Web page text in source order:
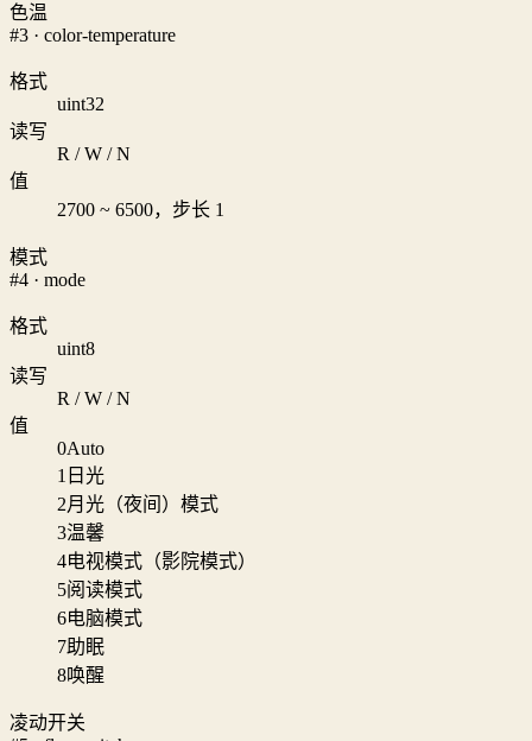
色温
#3 · color-temperature
格式
uint32
读写
R / W / N
值
2700 ~ 6500，步长 1
模式
#4 · mode
格式
uint8
读写
R / W / N
值
0Auto
1 日光
2月光（夜间）模式
3温馨
4电视模式（影院模式）
5阅读模式
6电脑模式
7助眠
8唤醒
凌动开关